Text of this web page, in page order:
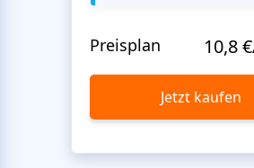
Preisplan 10,8
Jetzt kaufen